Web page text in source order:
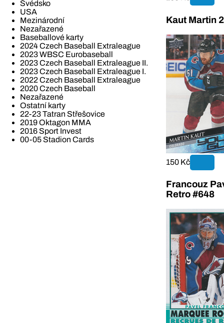
Švédsko
USA
Mezinárodní
Nezařazené
Baseballové karty
2024 Czech Baseball Extraleague
2023 WBSC Eurobaseball
2023 Czech Baseball Extraleague II.
2023 Czech Baseball Extraleague I.
2022 Czech Baseball Extraleague
2020 Czech Baseball
Nezařazené
Ostatní karty
22-23 Tatran Střešovice
2019 Oktagon MMA
2016 Sport Invest
00-05 Stadion Cards
Kaut Martin
150 Kč
Francouz
Retro #648